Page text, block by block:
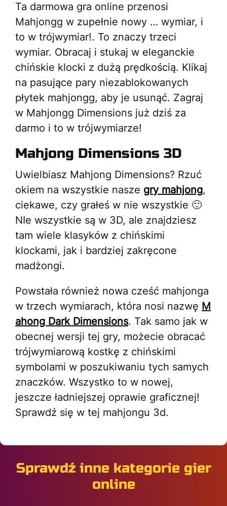
Ta darmowa gra online przenosi
Mahjongg w zupełnie nowy … wymiar, i
to w trójwymiar!. To znaczy trzeci
wymiar. Obracaj i stukaj w eleganckie
chińskie klocki z dużą prędkością. Klikaj
na pasujące pary niezablokowanych
płytek mahjongg, aby je usunąć. Zagraj
w Mahjongg Dimensions już dziś za
darmo i to w trójwymiarze!
Mahjong Dimensions 3D
Uwielbiasz Mahjong Dimensions? Rzuć
okiem na wszystkie nasze gry mahjong,
ciekawe, czy grałeś w nie wszystkie 🙂
NIe wszystkie są w 3D, ale znajdziesz
tam wiele klasyków z chińskimi
klockami, jak i bardziej zakręcone
madżongi.
Powstała również nowa cześć mahjonga
w trzech wymiarach, która nosi nazwę M
ahong Dark Dimensions. Tak samo jak w
obecnej wersji tej gry, możecie obracać
trójwymiarową kostkę z chińskimi
symbolami w poszukiwaniu tych samych
znaczków. Wszystko to w nowej,
jeszcze ładniejszej oprawie graficznej!
Sprawdź się w tej mahjongu 3d.
Sprawdź inne kategorie gier
online